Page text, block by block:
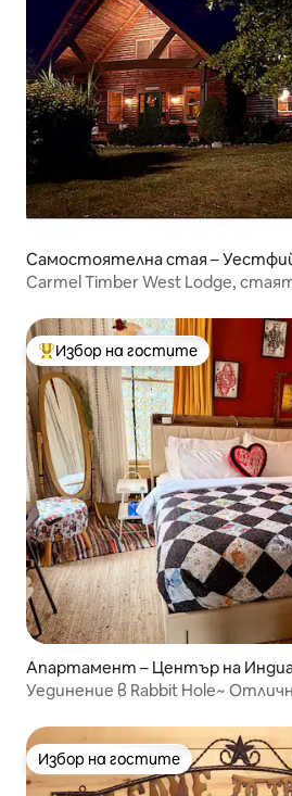
Самостоятелна стая –
Carmel Timber West Lodge,
Най-популярен избор на гостите
Избор на гостите
Апартамент – Център на
Уединение в Rabbit Hole~
Избор на гостите
Избор на гостите